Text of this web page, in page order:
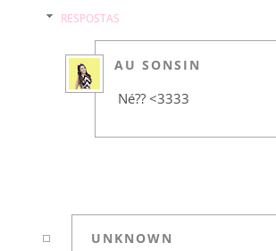
RESPOSTAS
AU SONSIN
Né?? <3333
UNKNOWN